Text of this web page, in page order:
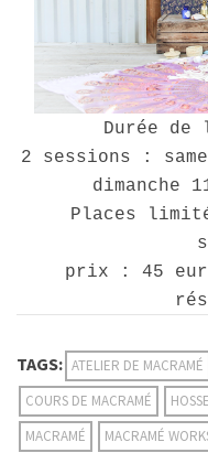
Durée
2 sessions :
dimanche
Places
prix : 45
TAGS: ATELIER DE MACRAMÉ
COURS DE MACRAMÉ
MACRAMÉ
MACRAMÉ